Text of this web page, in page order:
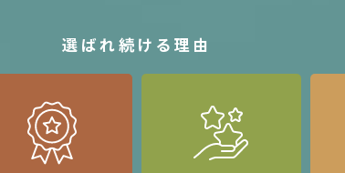
選ばれ続ける理由